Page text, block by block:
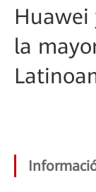
Huawei
la